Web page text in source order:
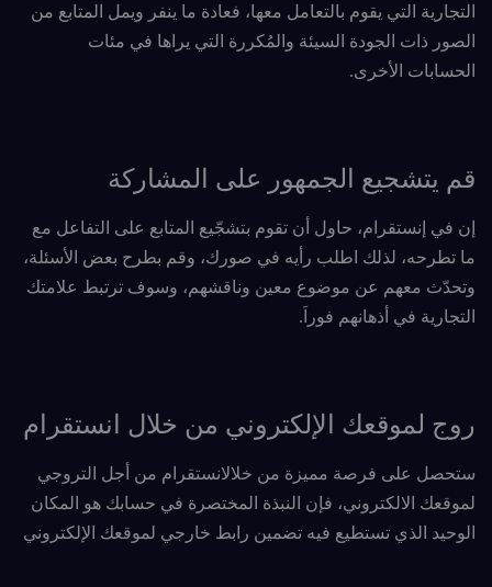
التجارية التي يقوم بالتعامل معها، فعادة ما ينفر ويمل المتابع من
الصور ذات الجودة السيئة والمُكررة التي يراها في مئات
الحسابات الأخرى.
قم يتشجيع الجمهور على المشاركة
إن في إنستقرام، حاول أن تقوم بتشجّيع المتابع على التفاعل مع
ما تطرحه، لذلك اطلب رأيه في صورك، وقم بطرح بعض الأسئلة،
وتحدّث معهم عن موضوع معين وناقشهم، وسوف ترتبط علامتك
التجارية في أذهانهم فوراَ.
روج لموقعك الإلكتروني من خلال انستقرام
ستحصل على فرصة مميزة من خلالانستقرام من أجل التروجي
لموقعك الالكتروني، فإن النبذة المختصرة في حسابك هو المكان
الوحيد الذي تستطيع فيه تضمين رابط خارجي لموقعك الإلكتروني